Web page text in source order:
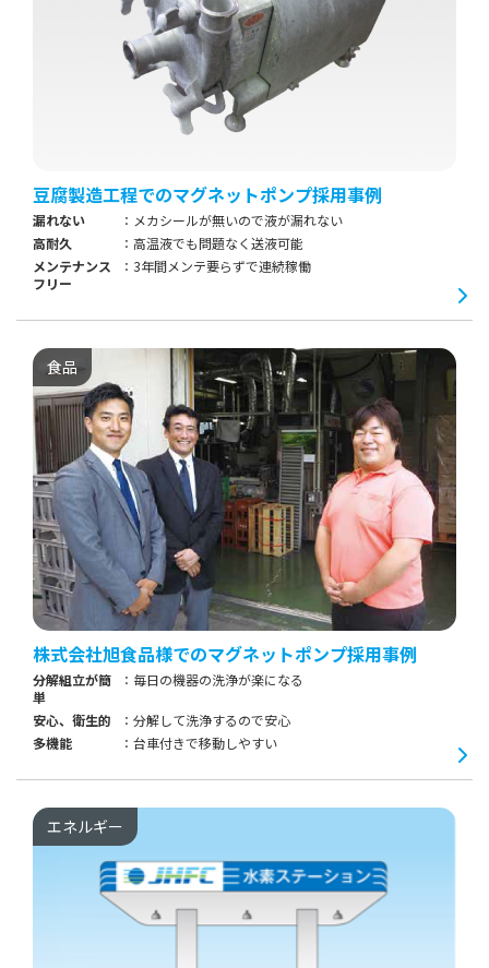
豆腐製造工程でのマグネットポンプ採用事例
漏れない
メカシールが無いので液が漏れない
高耐久
高温液でも問題なく送液可能
メンテナンス
フリー
3年間メンテ要らずで連続稼働
食品
株式会社旭食品様でのマグネットポンプ採用事例
分解組立が簡
単
毎日の機器の洗浄が楽になる
安心、衛生的
分解して洗浄するので安心
多機能
台車付きで移動しやすい
エネルギー